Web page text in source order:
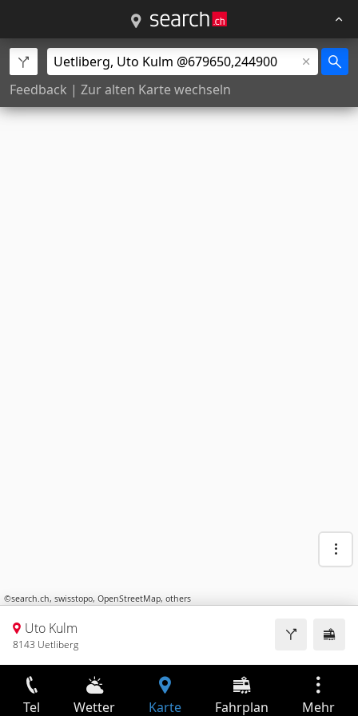
Feedback | Zur alten Karte wechseln
©search.ch, swisstopo, OpenStreetMap, others
Uto Kulm
8143 Uetliberg
Tel Wetter Karte Fahrplan Mehr